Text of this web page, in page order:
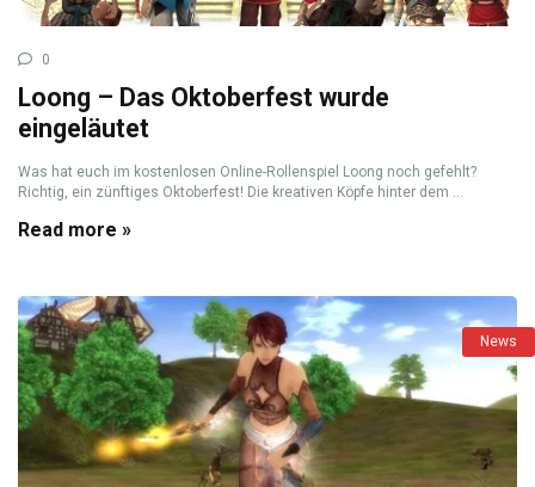
0
Loong – Das Oktoberfest wurde
eingeläutet
Was hat euch im kostenlosen Online-Rollenspiel Loong noch gefehlt?
Richtig, ein zünftiges Oktoberfest! Die kreativen Köpfe hinter dem ...
Read more »
News